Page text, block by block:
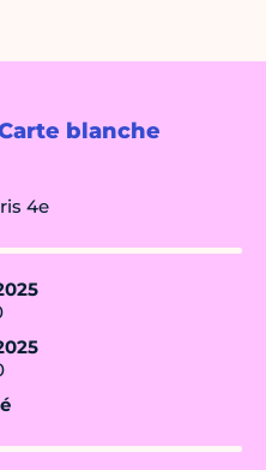
blanche
4e